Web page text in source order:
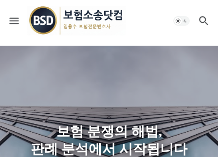
보험 분쟁의 해법,
판례 분석에서 시작됩니다